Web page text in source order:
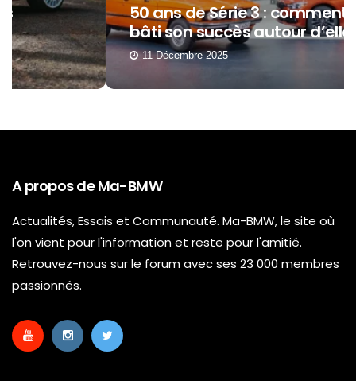
50 ans de Série 3 : comment BMW a
bâti son succès autour d’elle ?
11 Décembre 2025
A propos de Ma-BMW
Actualités, Essais et Communauté. Ma-BMW, le site où
l'on vient pour l'information et reste pour l'amitié.
Retrouvez-nous sur le forum avec ses 23 000 membres
passionnés.